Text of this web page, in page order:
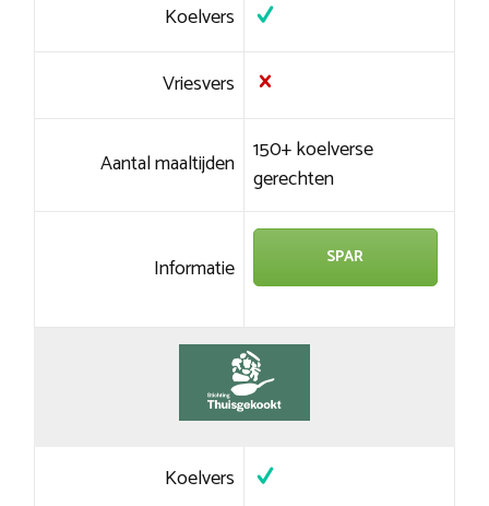
Koelvers
Vriesvers
Aantal maaltijden 150+ koelverse
gerechten
Informatie SPAR
Koelvers